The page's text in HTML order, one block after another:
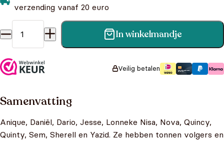
verzending vanaf 20 euro
Tik-Tok 2 - TikTok DIY aantal In winkelmandje
Veilig betalen
Samenvatting
Anique, Daniël, Dario, Jesse, Lonneke Nisa, Nova, Quincy,
Quinty, Sem, Sherell en Yazid. Ze hebben tonnen volgers en